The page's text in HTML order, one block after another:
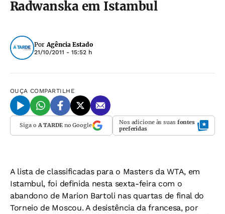
Radwanska em Istambul
Por Agência Estado
21/10/2011 - 15:52 h
OUÇA COMPARTILHE
Siga oA TARDEno Google Nos adicione às suas fontes
preferidas
A lista de classificadas para o Masters da WTA, em
Istambul, foi definida nesta sexta-feira com o
abandono de Marion Bartoli nas quartas de final do
Torneio de Moscou. A desistência da francesa, por